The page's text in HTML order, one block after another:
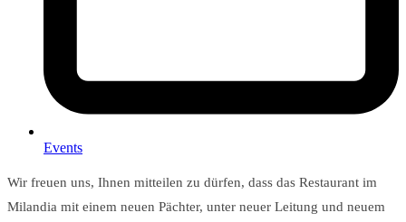
Events
Wir freuen uns, Ihnen mitteilen zu dürfen, dass das Restaurant im
Milandia mit einem neuen Pächter, unter neuer Leitung und neuem